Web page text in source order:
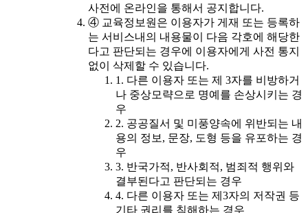
사전에 온라인을 통해서 공지합니다.
④ 교육정보원은 이용자가 게재 또는 등록하
는 서비스내의 내용물이 다음 각호에 해당한
다고 판단되는 경우에 이용자에게 사전 통지
없이 삭제할 수 있습니다.
1. 다른 이용자 또는 제 3자를 비방하거
나 중상모략으로 명예를 손상시키는 경
우
2. 공공질서 및 미풍양속에 위반되는 내
용의 정보, 문장, 도형 등을 유포하는 경
우
3. 반국가적, 반사회적, 범죄적 행위와
결부된다고 판단되는 경우
4. 다른 이용자 또는 제3자의 저작권 등
기타 권리를 침해하는 경우